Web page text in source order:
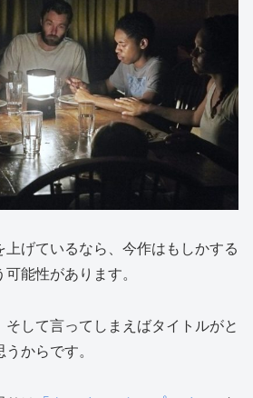
げているなら、今作はもしかする
能性があります。
そして言ってしまえばタイトルがと
からです。